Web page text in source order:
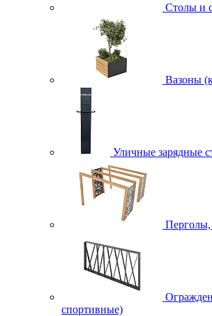
Столы и
Вазоны
Уличные зарядные
Перголы,
спортивные)